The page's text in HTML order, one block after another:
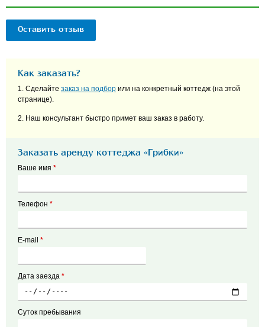
Оставить отзыв
Как заказать?
1. Сделайте заказ на подбор или на конкретный коттедж (на этой
странице).
2. Наш консультант быстро примет ваш заказ в работу.
Заказать аренду коттеджа «Грибки»
Ваше имя *
Телефон *
E-mail *
Дата заезда *
Суток пребывания